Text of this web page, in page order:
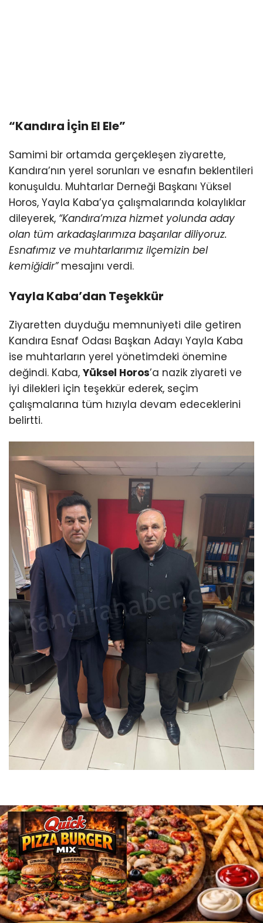
“Kandıra İçin El Ele”
Samimi bir ortamda gerçekleşen ziyarette,
Kandıra’nın yerel sorunları ve esnafın beklentileri
konuşuldu. Muhtarlar Derneği Başkanı Yüksel
Horos, Yayla Kaba’ya çalışmalarında kolaylıklar
dileyerek, “Kandıra’mıza hizmet yolunda aday
olan tüm arkadaşlarımıza başarılar diliyoruz.
Esnafımız ve muhtarlarımız ilçemizin bel
kemiğidir”mesajını verdi.
Yayla Kaba’dan Teşekkür
Ziyaretten duyduğu memnuniyeti dile getiren
Kandıra Esnaf Odası Başkan Adayı Yayla Kaba
ise muhtarların yerel yönetimdeki önemine
değindi. Kaba, Yüksel Horos’a nazik ziyareti ve
iyi dilekleri için teşekkür ederek, seçim
çalışmalarına tüm hızıyla devam edeceklerini
belirtti.